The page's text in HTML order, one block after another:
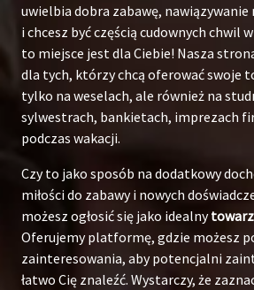
uwielbia dobra zabawę,
i chcesz być częścią cudownych chwil
to miejsce jest dla Ciebie! Nasza
dla tych, którzy chcą oferować swoje
tylko na weselach, ale również na
sylwestrach, bankietach, imprezach
podczas wakacji.
Czy to jako sposób na dodatkowy
miłości do zabawy i nowych
możesz ogłosić się jako idealny
Oferujemy platformę, gdzie możesz
zainteresowania, aby potencjalni
łatwo Cię znaleźć. Wystarczy, że